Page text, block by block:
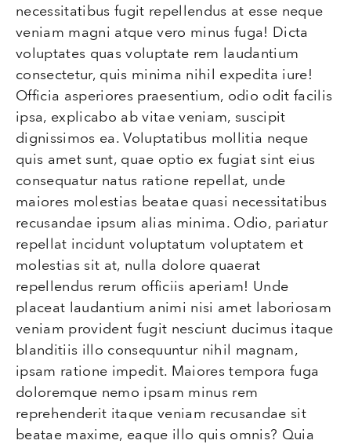
necessitatibus fugit repellendus at esse neque
veniam magni atque vero minus fuga! Dicta
voluptates quas voluptate rem laudantium
consectetur, quis minima nihil expedita iure!
Officia asperiores praesentium, odio odit facilis
ipsa, explicabo ab vitae veniam, suscipit
dignissimos ea. Voluptatibus mollitia neque
quis amet sunt, quae optio ex fugiat sint eius
consequatur natus ratione repellat, unde
maiores molestias beatae quasi necessitatibus
recusandae ipsum alias minima. Odio, pariatur
repellat incidunt voluptatum voluptatem et
molestias sit at, nulla dolore quaerat
repellendus rerum officiis aperiam! Unde
placeat laudantium animi nisi amet laboriosam
veniam provident fugit nesciunt ducimus itaque
blanditiis illo consequuntur nihil magnam,
ipsam ratione impedit. Maiores tempora fuga
doloremque nemo ipsam minus rem
reprehenderit itaque veniam recusandae sit
beatae maxime, eaque illo quis omnis? Quia